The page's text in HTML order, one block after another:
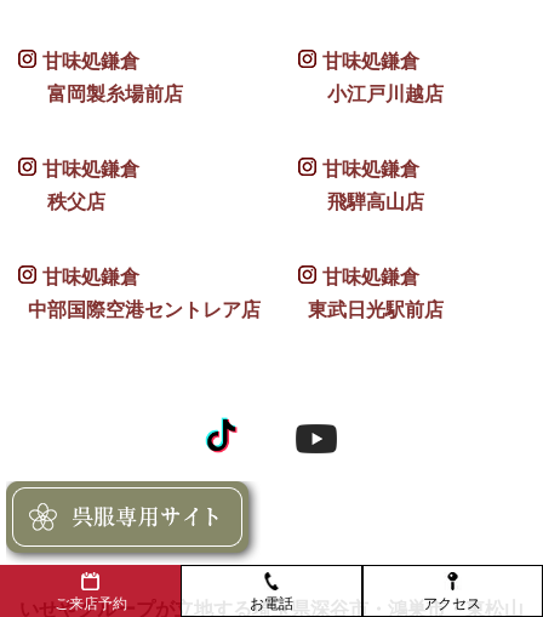
甘味処鎌倉
富岡製糸場前店
甘味処鎌倉
小江戸川越店
甘味処鎌倉
秩父店
甘味処鎌倉
飛騨高山店
甘味処鎌倉
中部国際空港セントレア店
甘味処鎌倉
東武日光駅前店
いせやグループが立地する埼玉県深谷市・鴻巣市・東松山
ご来店予約 お電話 アクセス